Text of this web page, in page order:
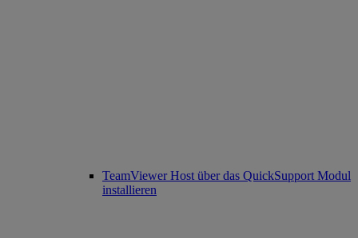
TeamViewer Host über das QuickSupport Modul
installieren